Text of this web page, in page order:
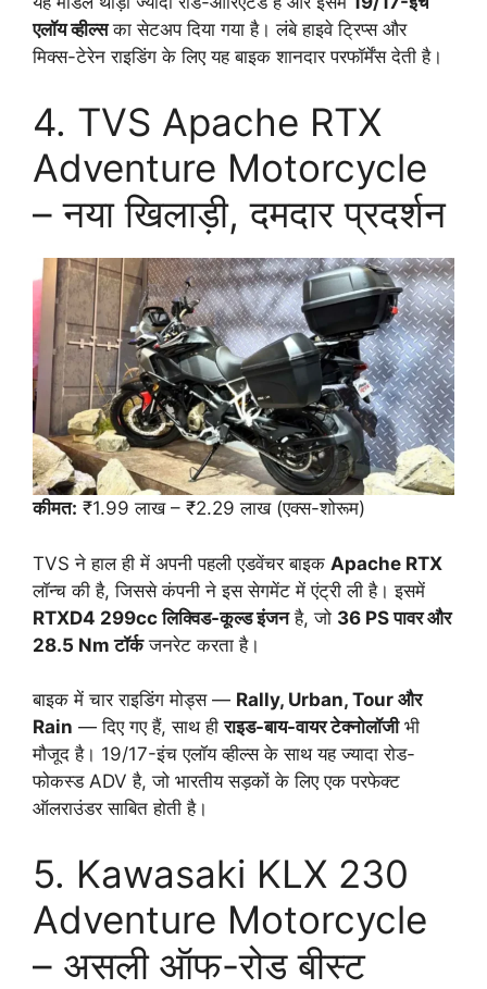
एलॉय व्हील्सका सेटअप दिया गया है। लंबे हाइवे ट्रिप्स और
मिक्स-टेरेन राइडिंग के लिए यह बाइक शानदार परफॉर्मेंस देती है।
4. TVS Apache RTX
Adventure Motorcycle
– नया खिलाड़ी, दमदार प्रदर्शन
कीमत: ₹1.99 लाख – ₹2.29 लाख (एक्स-शोरूम)
TVS ने हाल ही में अपनी पहली एडवेंचर बाइक Apache RTX
लॉन्च की है, जिससे कंपनी ने इस सेगमेंट में एंट्री ली है। इसमें
RTXD4 299cc लिक्विड-कूल्ड इंजनहै, जो 36 PS पावर और
28.5 Nm टॉर्कजनरेट करता है।
बाइक में चार राइडिंग मोड्स — Rally, Urban, Tour और
Rain — दिए गए हैं, साथ हीराइड-बाय-वायर टेक्नोलॉजीभी
मौजूद है। 19/17-इंच एलॉय व्हील्स के साथ यह ज्यादा रोड-
फोकस्ड ADV है, जो भारतीय सड़कों के लिए एक परफेक्ट
ऑलराउंडर साबित होती है।
5. Kawasaki KLX 230
Adventure Motorcycle
– असली ऑफ-रोड बीस्ट